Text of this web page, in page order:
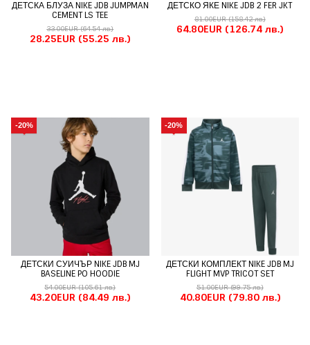
ДЕТСКА БЛУЗА NIKE JDB JUMPMAN
CEMENT LS TEE
33.00EUR(64.54 лв.)
28.25EUR (55.25 лв.)
ДЕТСКО ЯКЕ NIKE JDB 2 FER JKT
81.00EUR(158.42 лв.)
64.80EUR (126.74 лв.)
-20%
ДЕТСКИ СУИЧЪР NIKE JDB MJ
BASELINE PO HOODIE
54.00EUR(105.61 лв.)
43.20EUR (84.49 лв.)
-20%
ДЕТСКИ КОМПЛЕКТ NIKE JDB MJ
FLIGHT MVP TRICOT SET
51.00EUR(99.75 лв.)
40.80EUR (79.80 лв.)